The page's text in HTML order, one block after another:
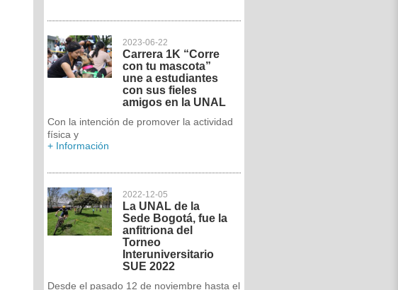
2023-06-22
Carrera 1K “Corre
con tu mascota”
une a estudiantes
con sus fieles
amigos en la UNAL
Con la intención de promover la actividad
física y
+ Información
2022-12-05
La UNAL de la
Sede Bogotá, fue la
anfitriona del
Torneo
Interuniversitario
SUE 2022
Desde el pasado 12 de noviembre hasta el